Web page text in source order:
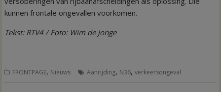
kunnen frontale ongevallen voorkomen.
Tekst: RTV4 / Foto: Wim de Jonge
FRONTPAGE, Nieuws Aanrijding, N36,verkeersongeval